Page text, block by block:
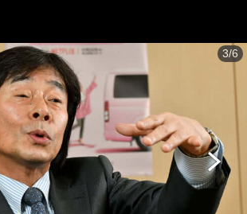
3/6